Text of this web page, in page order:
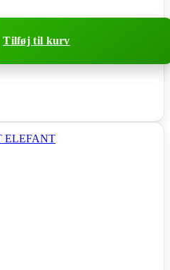
Tilføj til kurv